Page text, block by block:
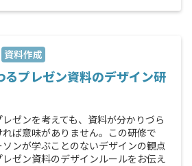
資料作成
るプレゼン資料のデザイン研
ゼンを考えても、資料が分かりづら
ば意味がありません。この研修で
ンが学ぶことのないデザインの観点
ゼン資料のデザインルールをお伝え